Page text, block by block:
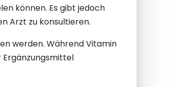
können. Es gibt jedoch
Arzt zu konsultieren.
werden. Während Vitamin
Ergänzungsmittel